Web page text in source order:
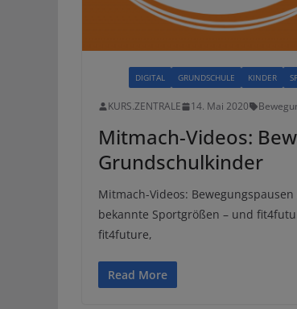
DIGITAL GRUNDSCHULE KINDER
KURS.ZENTRALE 14. Mai 2020
Mitmach-Videos:
Grundschulkinder
Mitmach-Videos:
bekannte Sportgrößen – und
fit4future,
Read More